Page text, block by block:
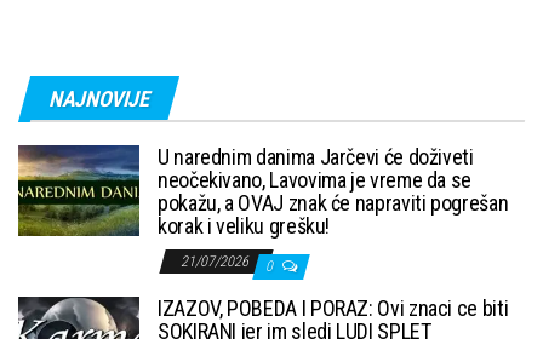
NAJNOVIJE
U narednim danima Jarčevi će doživeti
neočekivano, Lavovima je vreme da se
pokažu, a OVAJ znak će napraviti pogrešan
korak i veliku grešku!
21/07/2026 0
IZAZOV, POBEDA I PORAZ: Ovi znaci ce biti
SOKIRANI jer im sledi LUDI SPLET